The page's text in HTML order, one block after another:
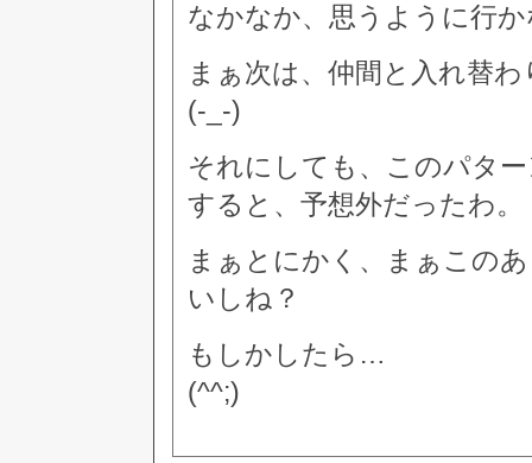
なかなか、思うように行
まぁ次は、仲間と入れ替
(-_-)
それにしても、このパタ
すると、予想外だったわ。
まぁとにかく、まぁこの
いしね？
もしかしたら…
(^^;)